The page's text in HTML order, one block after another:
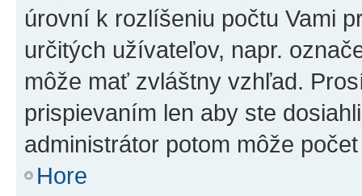
úrovní k rozlíšeniu počtu Vami
určitých užívateľov, napr.
môže mať zvláštny vzhľad.
prispievaním len aby ste
administrátor potom môže
Hore